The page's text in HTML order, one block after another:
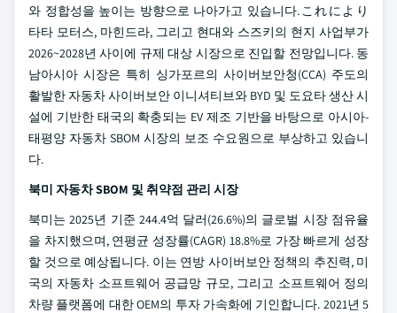
와 정합성을 높이는 방향으로 나아가고 있습니다.これにより
타타 모터스, 마힌드라, 그리고 현대와 스즈키의 현지 사업부가
2026~2028년 사이에 규제 대상 시장으로 진입할 전망입니다. 동
남아시아 시장은 특히 싱가포르의 사이버보안청(CCA) 주도의
활발한 자동차 사이버보안 이니셔티브와 BYD 및 도요타 생산 시
설에 기반한 태국의 확충되는 EV 제조 기반을 바탕으로 아시아-
태평양 자동차 SBOM 시장의 보조 수요원으로 부상하고 있습니
다.
북미 자동차 SBOM 및 취약점 관리 시장
북미는 2025년 기준 244.4억 달러(26.6%)의 글로벌 시장 점유율
을 차지했으며, 연평균 성장률(CAGR) 18.8%로 가장 빠르게 성장
할 것으로 예상됩니다. 이는 연방 사이버보안 정책의 추진력, 미
국의 자동차 소프트웨어 공급망 규모, 그리고 소프트웨어 정의
차량 플랫폼에 대한 OEM의 투자 가속화에 기인합니다. 2021년 5